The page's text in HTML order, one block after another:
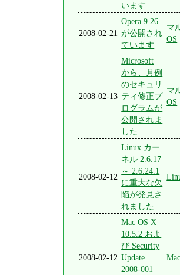
います
2008-02-21
Opera 9.26
が公開され
ています
マ
OS
2008-02-13
Microsoft
から、月例
のセキュリ
ティ修正プ
ログラムが
公開されま
した
マ
OS
2008-02-12
Linux カー
ネル 2.6.17
～ 2.6.24.1
に重大な欠
陥が発見さ
れました
2008-02-12
Mac OS X
10.5.2 およ
び Security
Update
2008-001
Mac